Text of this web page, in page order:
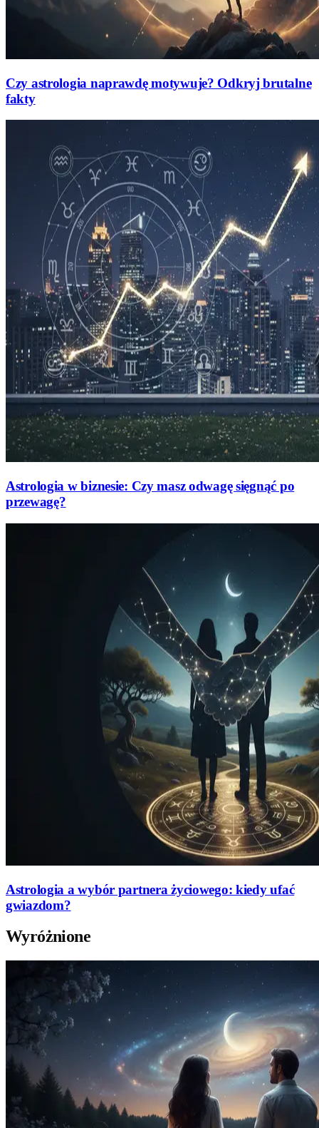
Czy astrologia naprawdę motywuje? Odkryj brutalne
fakty
Astrologia w biznesie: Czy masz odwagę sięgnąć po
przewagę?
Astrologia a wybór partnera życiowego: kiedy ufać
gwiazdom?
Wyróżnione